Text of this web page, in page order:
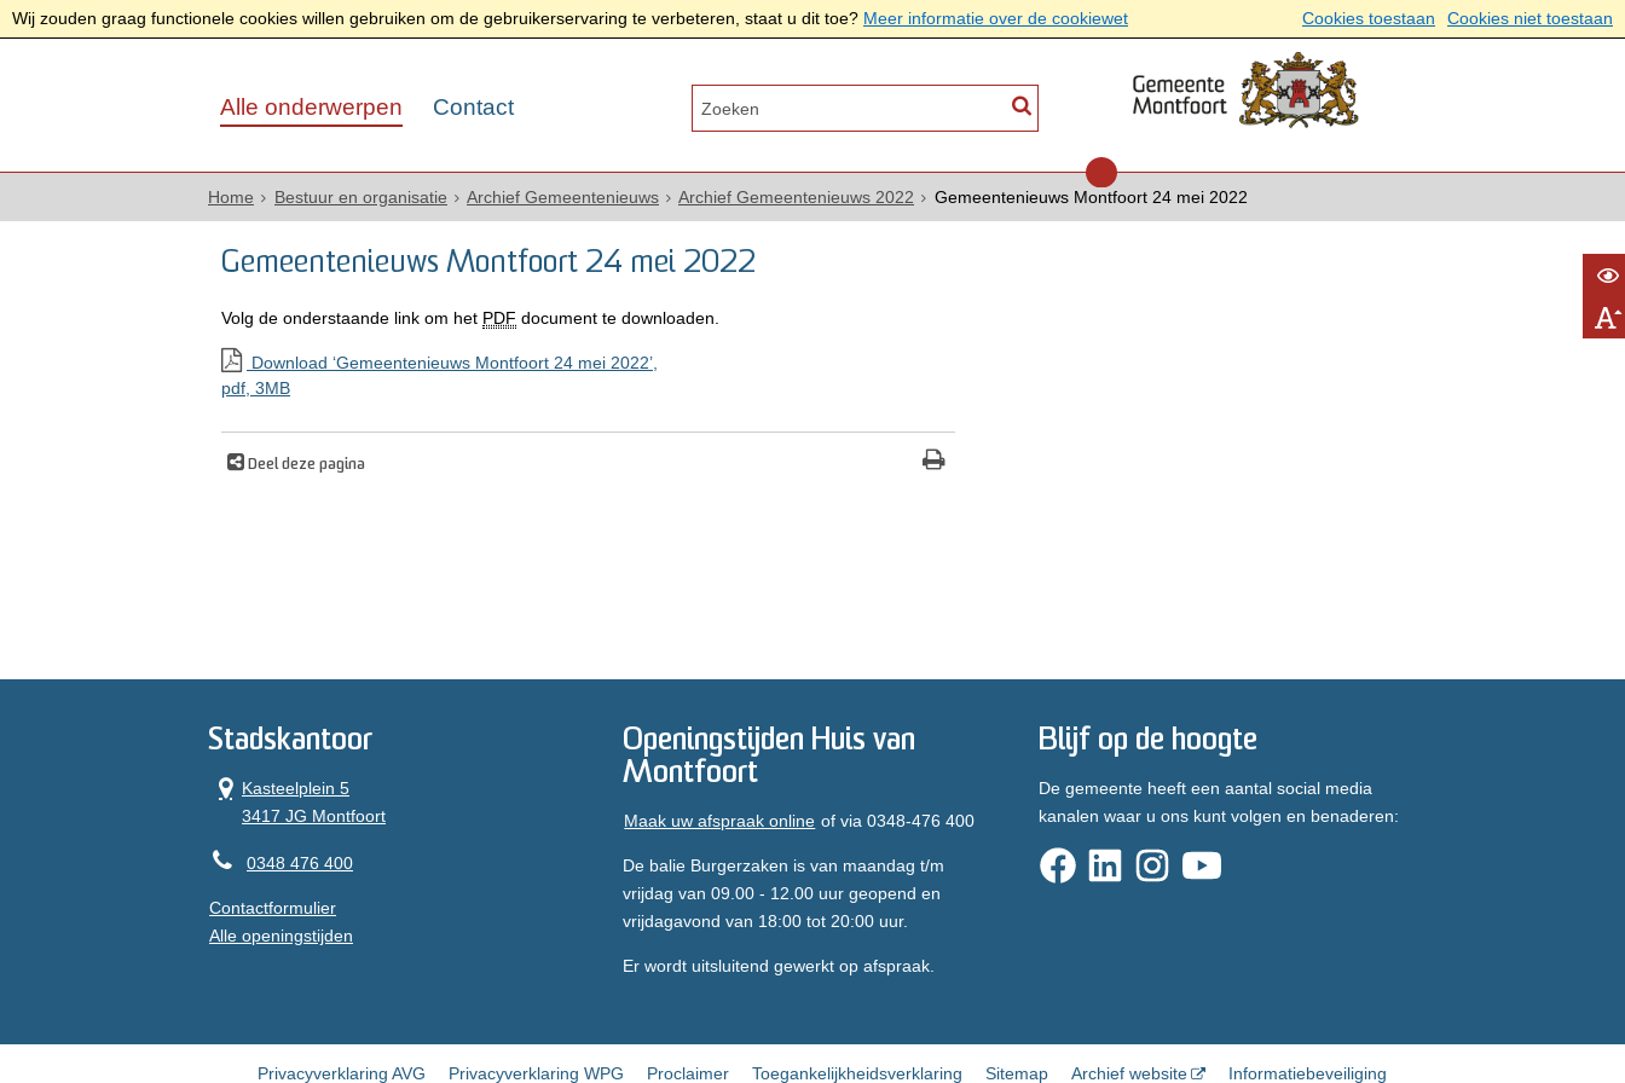
Wij zouden graag functionele cookies willen gebruiken om de gebruikerservaring te verbeteren, staat u dit toe? Meer informatie over de cookiewet Cookies toestaan Cookies niet toestaan
Alle onderwerpen Contact
Home Bestuur en organisatie Archief Gemeentenieuws Archief Gemeentenieuws 2022 Gemeentenieuws Montfoort 24 mei 2022
Gemeentenieuws Montfoort 24 mei 2022
Volg de onderstaande link om het PDF document te downloaden.
Download ‘Gemeentenieuws Montfoort 24 mei 2022’,
pdf , 3MB
Deel deze pagina
Stadskantoor
Kasteelplein 5
3417 JG Montfoort
0348 476 400
Contactformulier
Alle openingstijden
Openingstijden Huis van
Montfoort
Maak uw afspraak online of via 0348-476 400
De balie Burgerzaken is van maandag t/m
vrijdag van 09.00 - 12.00 uur geopend en
vrijdagavond van 18:00 tot 20:00 uur.
Er wordt uitsluitend gewerkt op afspraak.
Blijf op de hoogte
De gemeente heeft een aantal social media
kanalen waar u ons kunt volgen en benaderen:
Privacyverklaring AVG Privacyverklaring WPG Proclaimer Toegankelijkheidsverklaring Sitemap Archief website Informatiebeveiliging